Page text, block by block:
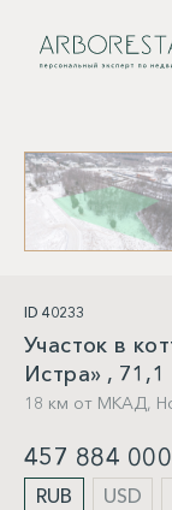
ID 40233
Участок в
Истра» , 71,1
18 км от МКАД,
457 884
RUB USD